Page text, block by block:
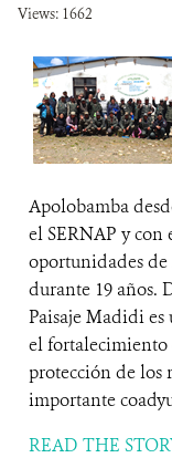
Views: 1662
Apolobamba
el SERNAP y
oportunidades de
durante 19 años.
Paisaje Madidi
el fortalecimiento
protección de los
importante
READ THE